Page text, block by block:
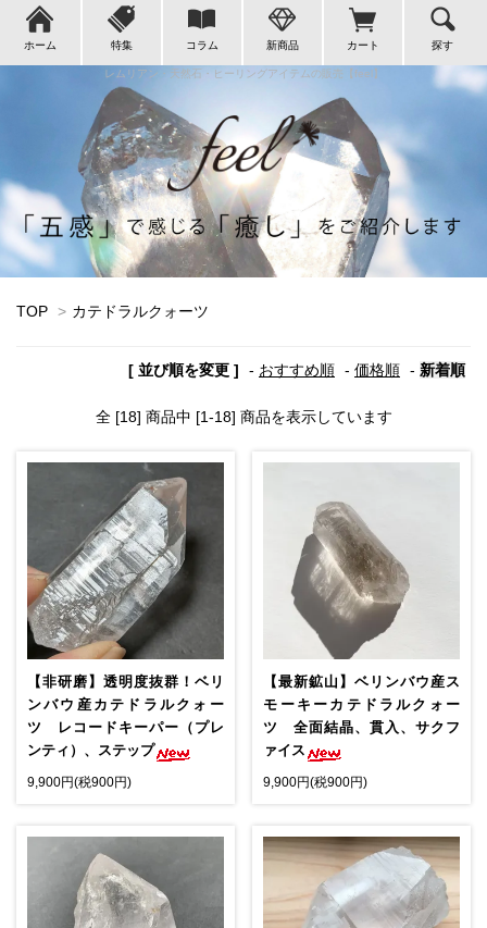
レムリアン・天然石・ヒーリングアイテムの販売【feel】
ホーム 特集 コラム 新商品 カート 探す
TOP > カテドラルクォーツ
[ 並び順を変更 ] - おすすめ順 - 価格順 - 新着順
全 [18] 商品中 [1-18] 商品を表示しています
【非研磨】透明度抜群！ベリ
ンバウ産カテドラルクォー
ツ レコードキーパー（プレ
ンティ）、ステップ
9,900円(税900円)
【最新鉱山】ベリンバウ産ス
モーキーカテドラルクォー
ツ 全面結晶、貫入、サクフ
ァイス
9,900円(税900円)